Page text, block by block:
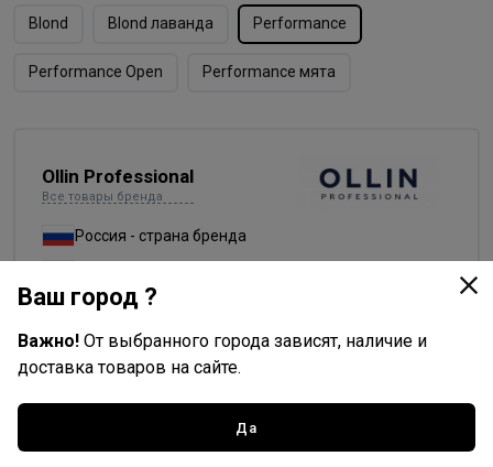
Blond
Blond лаванда Performance
Performance Open Performance мята
Ollin Professional
Все товары бренда
Россия - страна бренда
Описание
Ollin Blond Performance White Classic Осветляющий
порошок белого цвета, предназначены для осветления
натуральных и окрашенных волос.
Ваш город ?
Важно! От выбранного города зависят, наличие и
доставка товаров на сайте.
Да